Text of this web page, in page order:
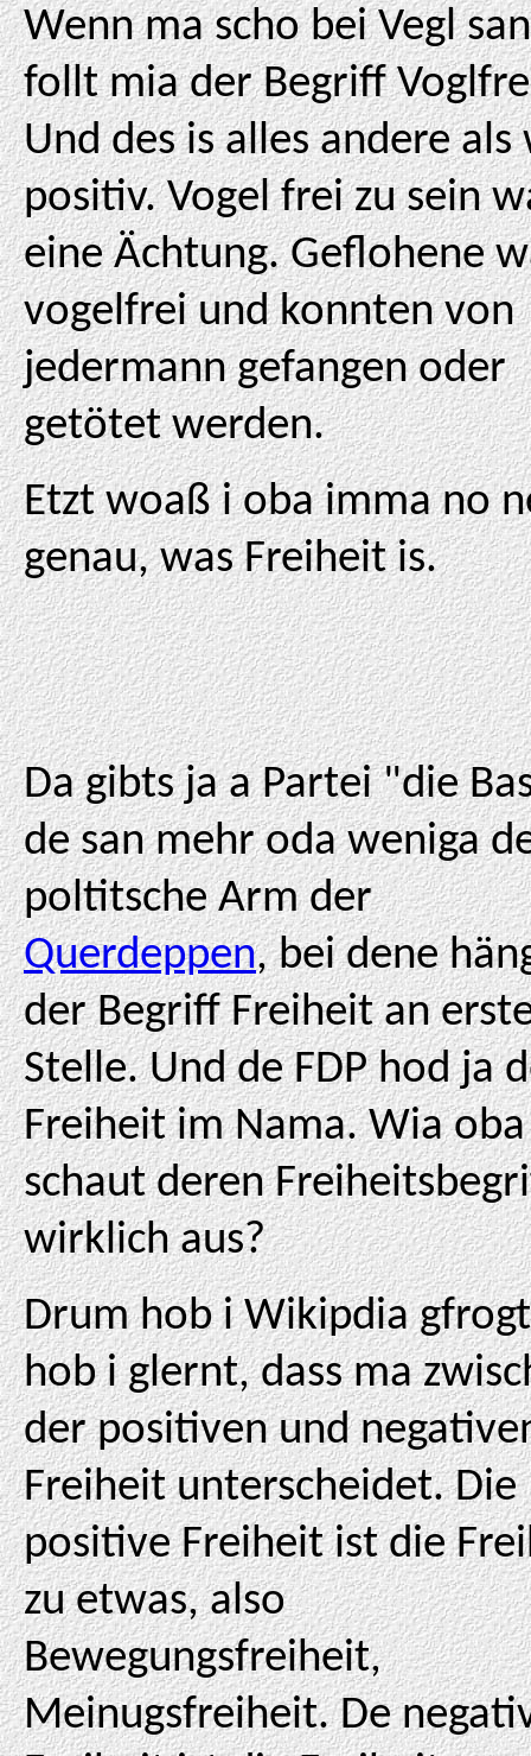
Wenn ma scho bei Vegl
follt mia der Begriff
Und des is alles andere als
positiv. Vogel frei zu sein
eine Ächtung. Geflohene
vogelfrei und konnten von
jedermann gefangen oder
getötet werden.
Etzt woaß i oba imma no
genau, was Freiheit is.
Da gibts ja a Partei "die
de san mehr oda weniga
poltitsche Arm der
Querdeppen, bei dene
der Begriff Freiheit an
Stelle. Und de FDP hod ja
Freiheit im Nama. Wia oba
schaut deren
wirklich aus?
Drum hob i Wikipdia
hob i glernt, dass ma
der positiven und
Freiheit unterscheidet. Die
positive Freiheit ist die
zu etwas, also
Bewegungsfreiheit,
Meinugsfreiheit. De